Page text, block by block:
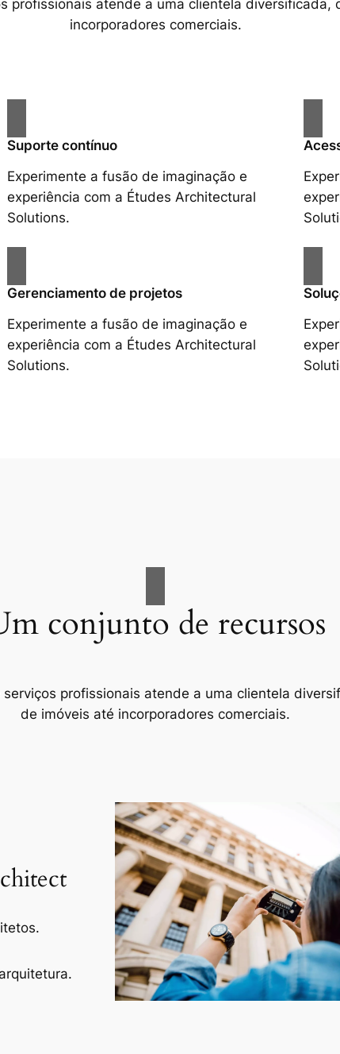
profissionais atende a uma clientela diversificada,
incorporadores comerciais.
Suporte contínuo
Experimente a fusão de imaginação e
experiência com a Études Architectural
Solutions.
Gerenciamento de projetos
Experimente a fusão de imaginação e
experiência com a Études Architectural
Solutions.
conjunto de recursos
profissionais atende a uma clientela
de imóveis até incorporadores comerciais.